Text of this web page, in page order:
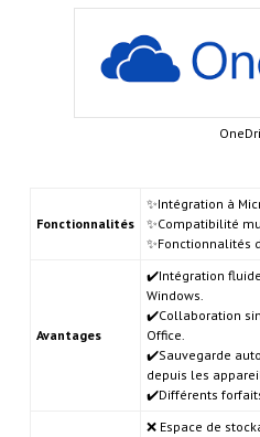
Fonctionnalités
✨Intégration à
✨Compatibilité
✨Fonctionnalités
Avantages
✔️Intégration
Windows.
✔️Collaboration
Office.
✔️Sauvegarde
depuis les
✔️Différents
❌ Espace de